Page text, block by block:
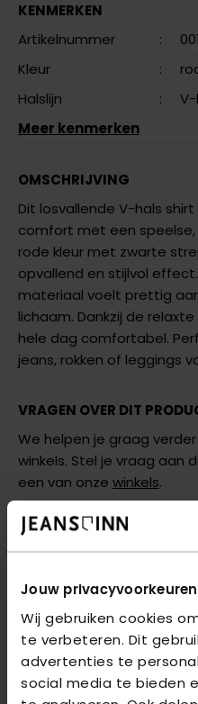
Jouw privacyvoorkeuren
Wij gebruiken cookies
te verbeteren. Dit
advertenties te
social media te bieden
KENMERKEN
Artikelnummer
:
Kleur
:
Halslijn
:
Meer kenmerken
OMSCHRIJVING
Dit losvallende V-hals
comfort met een speelse,
rode kleur met zwarte
opvallend en stijlvol
materiaal voelt prettig
lichaam. Dankzij de
hele dag comfortabel.
jeans, rokken of leggings
VRAGEN OVER DIT
We helpen je graag
winkels. Stel je vraag aan
een van onze winkels.
AANBEVOLEN